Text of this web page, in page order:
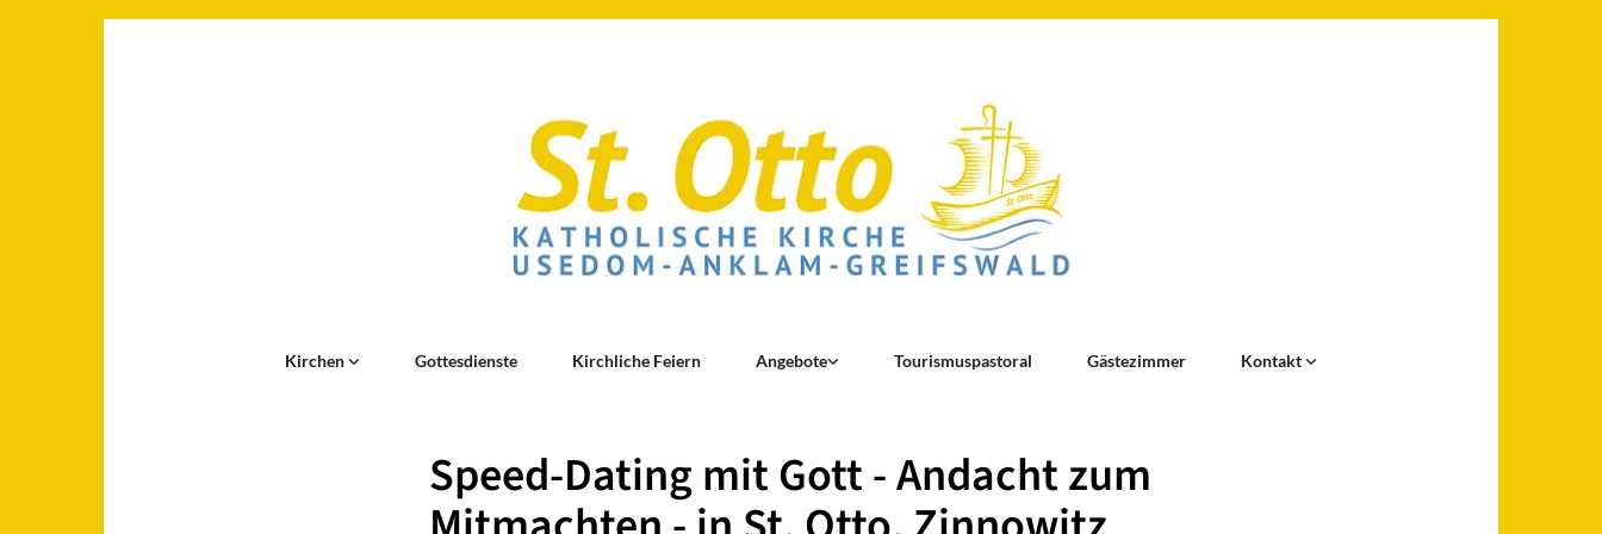
Kirchen Gottesdienste Kirchliche Feiern Angebote Tourismuspastoral Gästezimmer Kontakt
Speed-Dating mit Gott - Andacht zum